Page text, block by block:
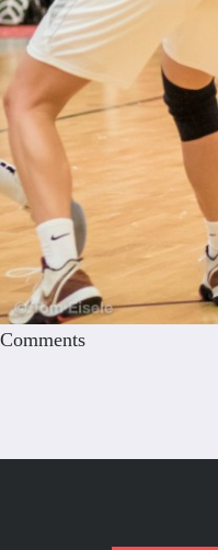
Comments